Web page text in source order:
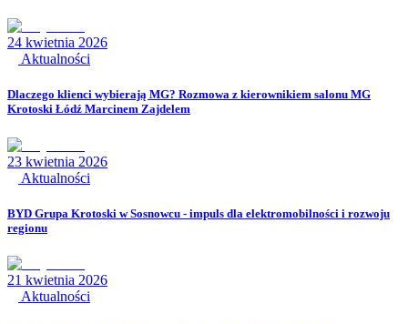
24 kwietnia 2026
Aktualności
Dlaczego klienci wybierają MG? Rozmowa z kierownikiem salonu MG
Krotoski Łódź Marcinem Zajdelem
23 kwietnia 2026
Aktualności
BYD Grupa Krotoski w Sosnowcu - impuls dla elektromobilności i rozwoju
regionu
21 kwietnia 2026
Aktualności